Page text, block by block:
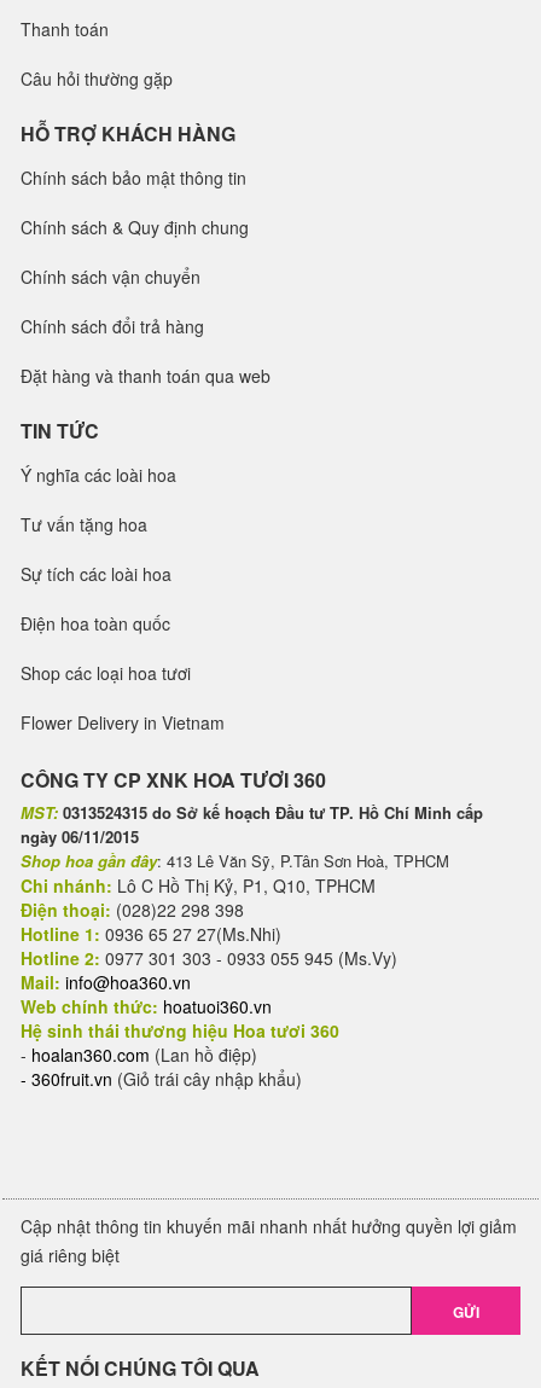
Thanh toán
Câu hỏi thường gặp
HỖ TRỢ KHÁCH HÀNG
Chính sách bảo mật thông tin
Chính sách & Quy định chung
Chính sách vận chuyển
Chính sách đổi trả hàng
Đặt hàng và thanh toán qua web
TIN TỨC
Ý nghĩa các loài hoa
Tư vấn tặng hoa
Sự tích các loài hoa
Điện hoa toàn quốc
Shop các loại hoa tươi
Flower Delivery in Vietnam
CÔNG TY CP XNK HOA TƯƠI 360
MST: 0313524315 do Sở kế hoạch Đầu tư TP. Hồ Chí Minh cấp
ngày 06/11/2015
Shop hoa gần đây: 413 Lê Văn Sỹ, P.Tân Sơn Hoà, TPHCM
Chi nhánh: Lô C Hồ Thị Kỷ, P1, Q10, TPHCM
Điện thoại: (028)22 298 398
Hotline 1: 0936 65 27 27(Ms.Nhi)
Hotline 2: 0977 301 303 - 0933 055 945 (Ms.Vy)
Mail: info@hoa360.vn
Web chính thức: hoatuoi360.vn
Hệ sinh thái thương hiệu Hoa tươi 360
- hoalan360.com (Lan hồ điệp)
- 360fruit.vn (Giỏ trái cây nhập khẩu)
Cập nhật thông tin khuyến mãi nhanh nhất hưởng quyền lợi giảm
giá riêng biệt
GỬI
KẾT NỐI CHÚNG TÔI QUA